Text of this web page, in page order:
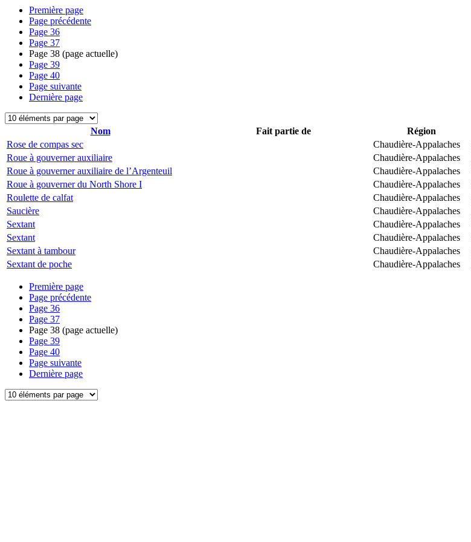
Première page
Page précédente
Page 36
Page 37
Page 38 (page actuelle)
Page 39
Page 40
Page suivante
Dernière page
Nom Fait partie de Région
Rose de compas sec
Chaudière-Appalaches
Roue à gouverner auxiliaire
Chaudière-Appalaches
Roue à gouverner auxiliaire de l’Argenteuil
Chaudière-Appalaches
Roue à gouverner du North Shore I
Chaudière-Appalaches
Roulette de calfat
Chaudière-Appalaches
Saucière
Chaudière-Appalaches
Sextant
Chaudière-Appalaches
Sextant
Chaudière-Appalaches
Sextant à tambour
Chaudière-Appalaches
Sextant de poche
Chaudière-Appalaches
Première page
Page précédente
Page 36
Page 37
Page 38 (page actuelle)
Page 39
Page 40
Page suivante
Dernière page